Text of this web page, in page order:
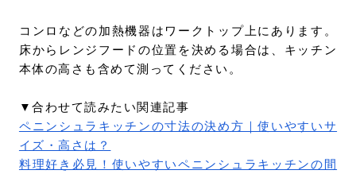
コンロなどの加熱機器はワークトップ上にあります。
床からレンジフードの位置を決める場合は、キッチン
本体の高さも含めて測ってください。
▼合わせて読みたい関連記事
ペニンシュラキッチンの寸法の決め方｜使いやすいサ
イズ・高さは？
料理好き必見！使いやすいペニンシュラキッチンの間